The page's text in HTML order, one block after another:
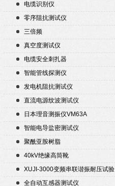
电缆识别仪
零序阻抗测试仪
三倍频
真空度测试仪
电缆安全刺扎器
智能管线探测仪
发电机阻抗测试仪
直流电源纹波测试仪
日本理音测振仪VM63A
智能电导盐密测试仪
聚酰亚胺树脂
40kV绝缘高筒靴
XUJI-3000变频串联谐振耐压试验
装置
全自动互感器测试仪